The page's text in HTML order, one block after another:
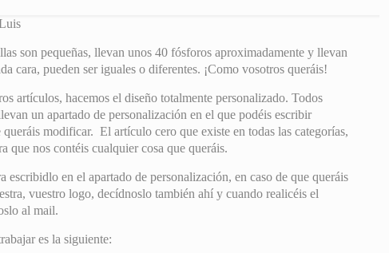
son pequeñas, llevan unos 40 fósforos aproximadamente y llevan
cara, pueden ser iguales o diferentes. ¡Como vosotros queráis!
artículos, hacemos el diseño totalmente personalizado. Todos
un apartado de personalización en el que podéis escribir
queráis modificar. El artículo cero que existe en todas las categorías,
que nos contéis cualquier cosa que queráis.
escribidlo en el apartado de personalización, en caso de que queráis
vuestro logo, decídnoslo también ahí y cuando realicéis el
al mail.
es la siguiente: